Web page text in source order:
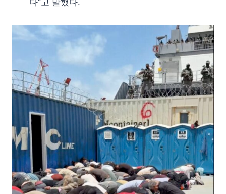
다”고 말했다.